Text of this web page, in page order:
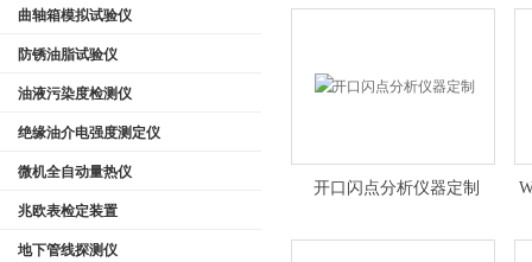
曲轴箱模拟试验仪
防锈油脂试验仪
油液污染度检测仪
绝缘油介电强度测定仪
微机全自动量热仪
兆欧表检定装置
地下管线探测仪
开口闪点分析仪器定制